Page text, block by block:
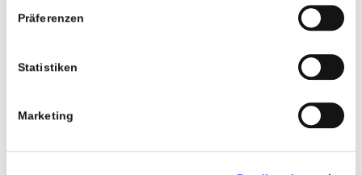
Präferenzen
Statistiken
Marketing
Durch eine sichere SSL Verschlüsselung wird gewährleistet
persönlichen Daten vor Ihrem Login bzw. nach Ihrem Logout